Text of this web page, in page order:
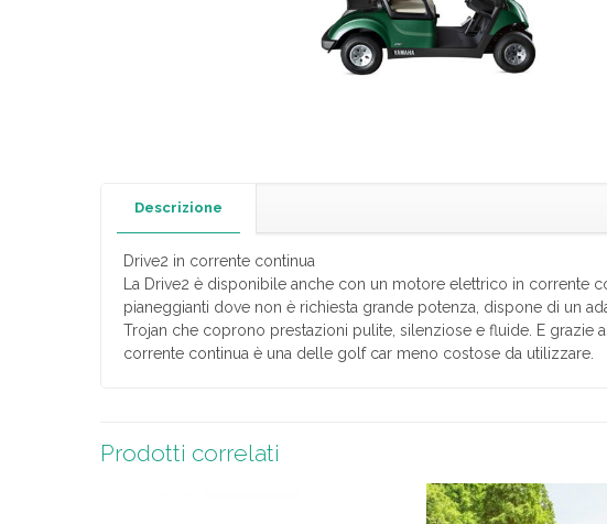
Descrizione
Drive2 in corrente continua
La Drive2 è disponibile anche con un motore elettrico in corrente
pianeggianti dove non è richiesta grande potenza, dispone di un
Trojan che coprono prestazioni pulite, silenziose e fluide. E grazie
corrente continua è una delle golf car meno costose da utilizzare.
Prodotti correlati